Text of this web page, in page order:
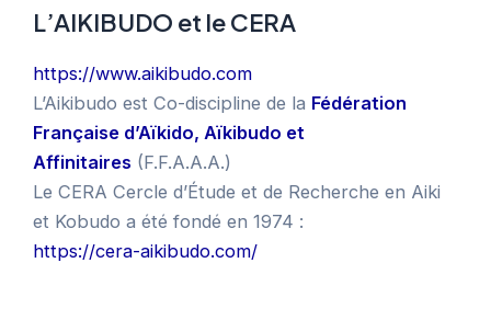
L’AIKIBUDO et le CERA
https://www.aikibudo.com
L’Aikibudo est Co-discipline de la Fédération
Française d’Aïkido, Aïkibudo et
Affinitaires (F.F.A.A.A.)
Le CERA Cercle d’Étude et de Recherche en Aiki
et Kobudo a été fondé en 1974 :
https://cera-aikibudo.com/